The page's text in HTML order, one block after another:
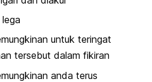
untuk teringat
tersebut dalam fikiran
anda terus